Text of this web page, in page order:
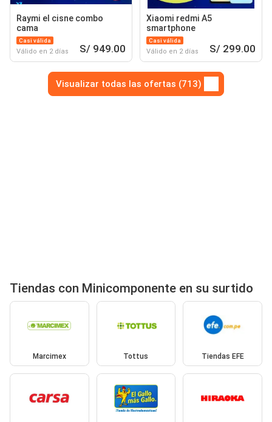
Raymi el cisne combo
cama
Casi válida
Válido en 2 días S/ 949.00
Xiaomi redmi A5
smartphone
Casi válida
Válido en 2 días S/ 299.00
Visualizar todas las ofertas (713)
Tiendas con Minicomponente en su surtido
Marcimex Tottus Tiendas EFE